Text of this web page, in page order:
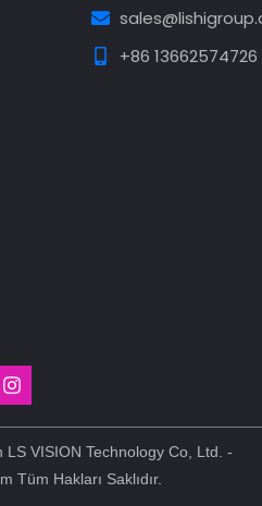
+86 13662574726
I
n
s
t
a
g
r
LS VISION Technology Co, Ltd. -
Tüm Hakları Saklıdır.